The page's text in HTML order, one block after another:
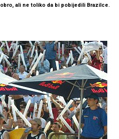
ali ne toliko da bi pobijedili Brazilce.